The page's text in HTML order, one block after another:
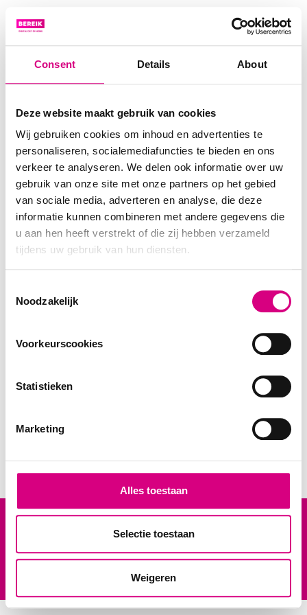
Consent Details About
Deze website maakt gebruik van cookies
Wij gebruiken cookies om inhoud en advertenties te
personaliseren, socialemediafuncties te bieden en ons
verkeer te analyseren. We delen ook informatie over uw
gebruik van onze site met onze partners op het gebied
van sociale media, adverteren en analyse, die deze
informatie kunnen combineren met andere gegevens die
u aan hen heeft verstrekt of die zij hebben verzameld
tijdens uw gebruik van hun diensten.
Selection
Noodzakelijk
Voorkeurscookies
Statistieken
Marketing
Alles toestaan
Selectie toestaan
Weigeren
ROOSENDAAL
OOSTPOORT
Snel, eenvoudig en efficiënt een groot publiek bereiken
8 m² landscape billboard
BEKIJK ALLE BILLBOARDS IN ROOSENDAAL
Gabriëlla Roosberg
Accountmanager
Gabriella@bereik.nl